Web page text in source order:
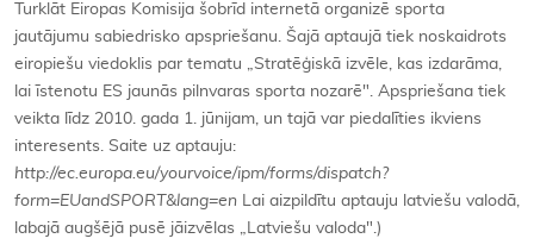
Turklāt Eiropas Komisija šobrīd internetā organizē sporta
jautājumu sabiedrisko apspriešanu. Šajā aptaujā tiek noskaidrots
eiropiešu viedoklis par tematu „Stratēģiskā izvēle, kas izdarāma,
lai īstenotu ES jaunās pilnvaras sporta nozarē". Apspriešana tiek
veikta līdz 2010. gada 1. jūnijam, un tajā var piedalīties ikviens
interesents. Saite uz aptauju:
http://ec.europa.eu/yourvoice/ipm/forms/dispatch?
form=EUandSPORT&lang=en Lai aizpildītu aptauju latviešu valodā,
labajā augšējā pusē jāizvēlas „Latviešu valoda".)